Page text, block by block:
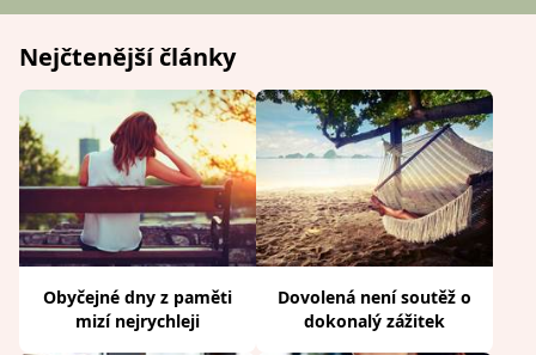
Nejčtenější články
Obyčejné dny z paměti
mizí nejrychleji
Dovolená není soutěž o
dokonalý zážitek